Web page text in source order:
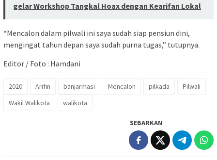
gelar Workshop Tangkal Hoax dengan Kearifan Lokal
“Mencalon dalam pilwali ini saya sudah siap pensiun dini,
mengingat tahun depan saya sudah purna tugas,” tutupnya.
Editor / Foto : Hamdani
2020 Arifin banjarmasi Mencalon pilkada
Pilwali
Wakil Walikota
walikota
SEBARKAN